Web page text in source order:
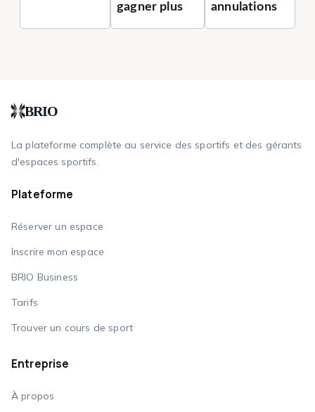
gagner plus
annulations
BRIO
La plateforme complète au service des sportifs et des gérants
d'espaces sportifs.
Plateforme
Réserver un espace
Inscrire mon espace
BRIO Business
Tarifs
Trouver un cours de sport
Entreprise
À propos